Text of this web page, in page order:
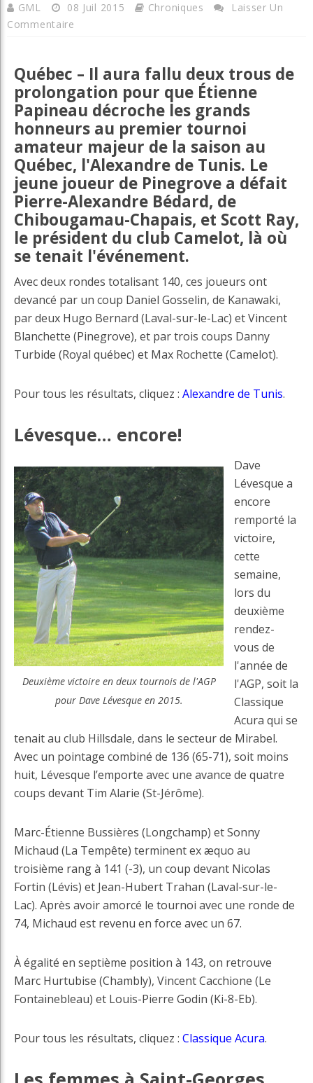
GML 08 Juil 2015 Chroniques
Laisser Un
Commentaire
Québec – Il aura fallu deux trous de
prolongation pour que Étienne
Papineau décroche les grands
honneurs au premier tournoi
amateur majeur de la saison au
Québec, l'Alexandre de Tunis. Le
jeune joueur de Pinegrove a défait
Pierre-Alexandre Bédard, de
Chibougamau-Chapais, et Scott Ray,
le président du club Camelot, là où
se tenait l'événement.
Avec deux rondes totalisant 140, ces joueurs ont
devancé par un coup Daniel Gosselin, de Kanawaki,
par deux Hugo Bernard (Laval-sur-le-Lac) et Vincent
Blanchette (Pinegrove), et par trois coups Danny
Turbide (Royal québec) et Max Rochette (Camelot).
Pour tous les résultats, cliquez : Alexandre de Tunis.
Lévesque… encore!
Deuxième victoire en deux tournois de l'AGP
pour Dave Lévesque en 2015.
Dave
Lévesque a
encore
remporté la
victoire,
cette
semaine,
lors du
deuxième
rendez-
vous de
l'année de
l'AGP, soit la
Classique
Acura qui se
tenait au club Hillsdale, dans le secteur de Mirabel.
Avec un pointage combiné de 136 (65-71), soit moins
huit, Lévesque l’emporte avec une avance de quatre
coups devant Tim Alarie (St-Jérôme).
Marc-Étienne Bussières (Longchamp) et Sonny
Michaud (La Tempête) terminent ex æquo au
troisième rang à 141 (-3), un coup devant Nicolas
Fortin (Lévis) et Jean-Hubert Trahan (Laval-sur-le-
Lac). Après avoir amorcé le tournoi avec une ronde de
74, Michaud est revenu en force avec un 67.
À égalité en septième position à 143, on retrouve
Marc Hurtubise (Chambly), Vincent Cacchione (Le
Fontainebleau) et Louis-Pierre Godin (Ki-8-Eb).
Pour tous les résultats, cliquez : Classique Acura.